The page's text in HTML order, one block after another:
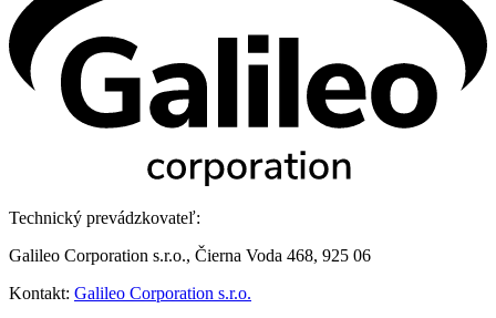
Technický prevádzkovateľ:
Galileo Corporation s.r.o., Čierna Voda 468, 925 06
Kontakt: Galileo Corporation s.r.o.